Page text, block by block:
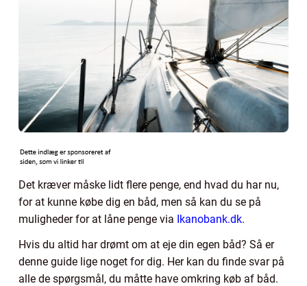
Det kræver måske lidt flere penge, end hvad du har nu,
for at kunne købe dig en båd, men så kan du se på
muligheder for at låne penge via Ikanobank.dk.
Hvis du altid har drømt om at eje din egen båd? Så er
denne guide lige noget for dig. Her kan du finde svar på
alle de spørgsmål, du måtte have omkring køb af båd.